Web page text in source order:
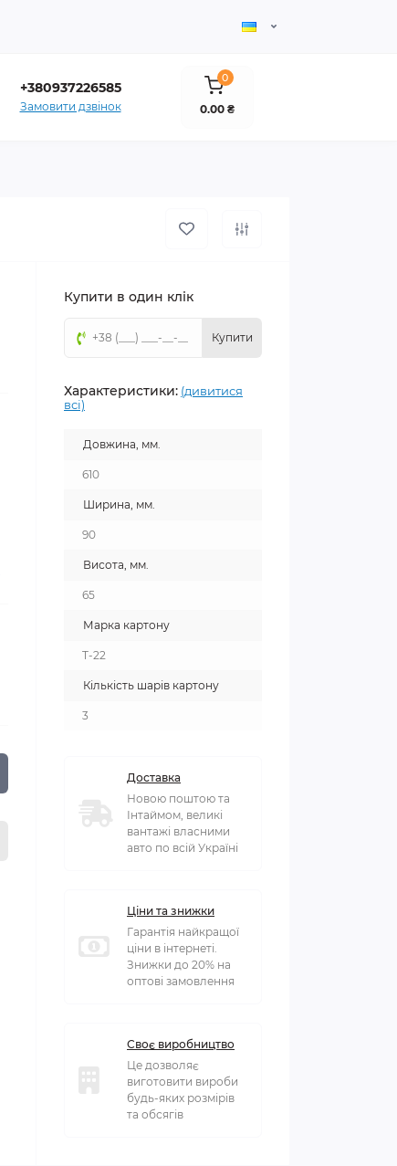
+380937226585
Замовити дзвінок
0
0.00 ₴
Купити в один клік
Купити
Характеристики: (дивитися
всі)
Довжина, мм.
610
Ширина, мм.
90
Висота, мм.
65
Марка картону
T-22
Кількість шарів картону
3
Доставка
Новою поштою та
Інтаймом, великі
вантажі власними
авто по всій Україні
Ціни та знижки
Гарантія найкращої
ціни в інтернеті.
Знижки до 20% на
оптові замовлення
Своє виробництво
Це дозволяє
виготовити вироби
будь-яких розмірів
та обсягів